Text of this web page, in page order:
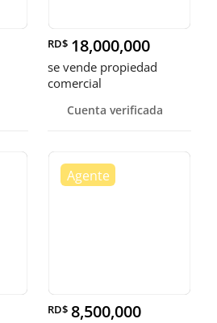
RD$ 18,000,000
se vende propiedad
comercial
Cuenta verificada
RD$ 8,500,000